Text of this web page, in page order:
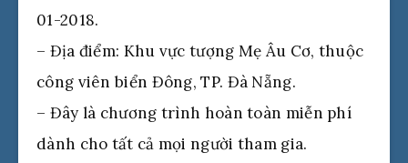
01-2018.
– Địa điểm: Khu vực tượng Mẹ Âu Cơ, thuộc
công viên biển Đông, TP. Đà Nẵng.
– Đây là chương trình hoàn toàn miễn phí
dành cho tất cả mọi người tham gia.